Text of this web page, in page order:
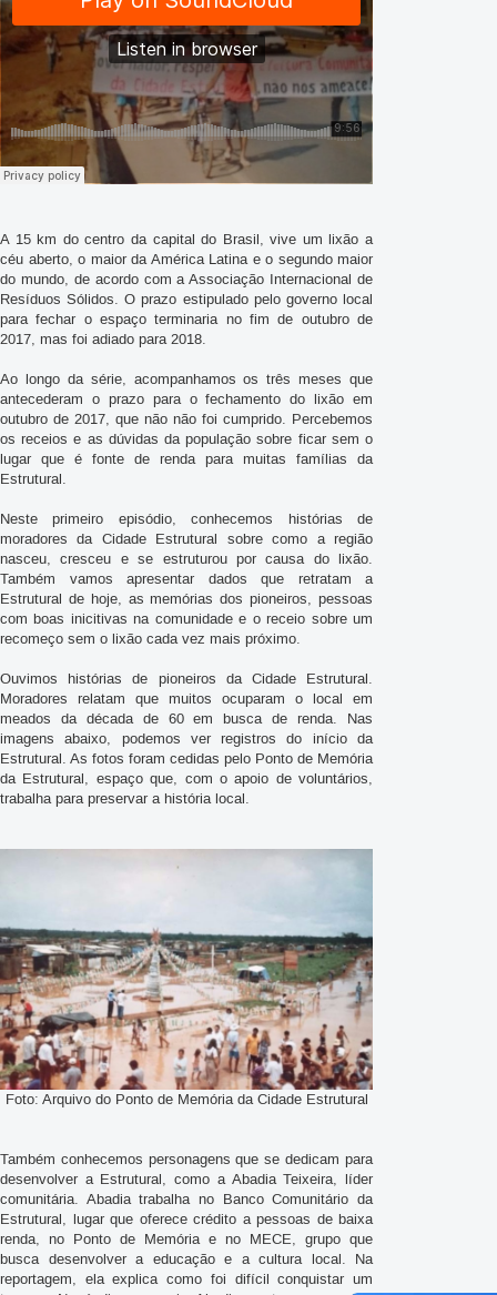
A 15 km do centro da capital do Brasil, vive um lixão a
céu aberto, o maior da América Latina e o segundo maior
do mundo, de acordo com a Associação Internacional de
Resíduos Sólidos. O prazo estipulado pelo governo local
para fechar o espaço terminaria no fim de outubro de
2017, mas foi adiado para 2018.
Ao longo da série, acompanhamos os três meses que
antecederam o prazo para o fechamento do lixão em
outubro de 2017, que não não foi cumprido. Percebemos
os receios e as dúvidas da população sobre ficar sem o
lugar que é fonte de renda para muitas famílias da
Estrutural.
Neste primeiro episódio, conhecemos histórias de
moradores da Cidade Estrutural sobre como a região
nasceu, cresceu e se estruturou por causa do lixão.
Também vamos apresentar dados que retratam a
Estrutural de hoje, as memórias dos pioneiros, pessoas
com boas inicitivas na comunidade e o receio sobre um
recomeço sem o lixão cada vez mais próximo.
Ouvimos histórias de pioneiros da Cidade Estrutural.
Moradores relatam que muitos ocuparam o local em
meados da década de 60 em busca de renda. Nas
imagens abaixo, podemos ver registros do início da
Estrutural. As fotos foram cedidas pelo Ponto de Memória
da Estrutural, espaço que, com o apoio de voluntários,
trabalha para preservar a história local.
Foto: Arquivo do Ponto de Memória da Cidade Estrutural
Também conhecemos personagens que se dedicam para
desenvolver a Estrutural, como a Abadia Teixeira, líder
comunitária. Abadia trabalha no Banco Comunitário da
Estrutural, lugar que oferece crédito a pessoas de baixa
renda, no Ponto de Memória e no MECE, grupo que
busca desenvolver a educação e a cultura local. Na
reportagem, ela explica como foi difícil conquistar um